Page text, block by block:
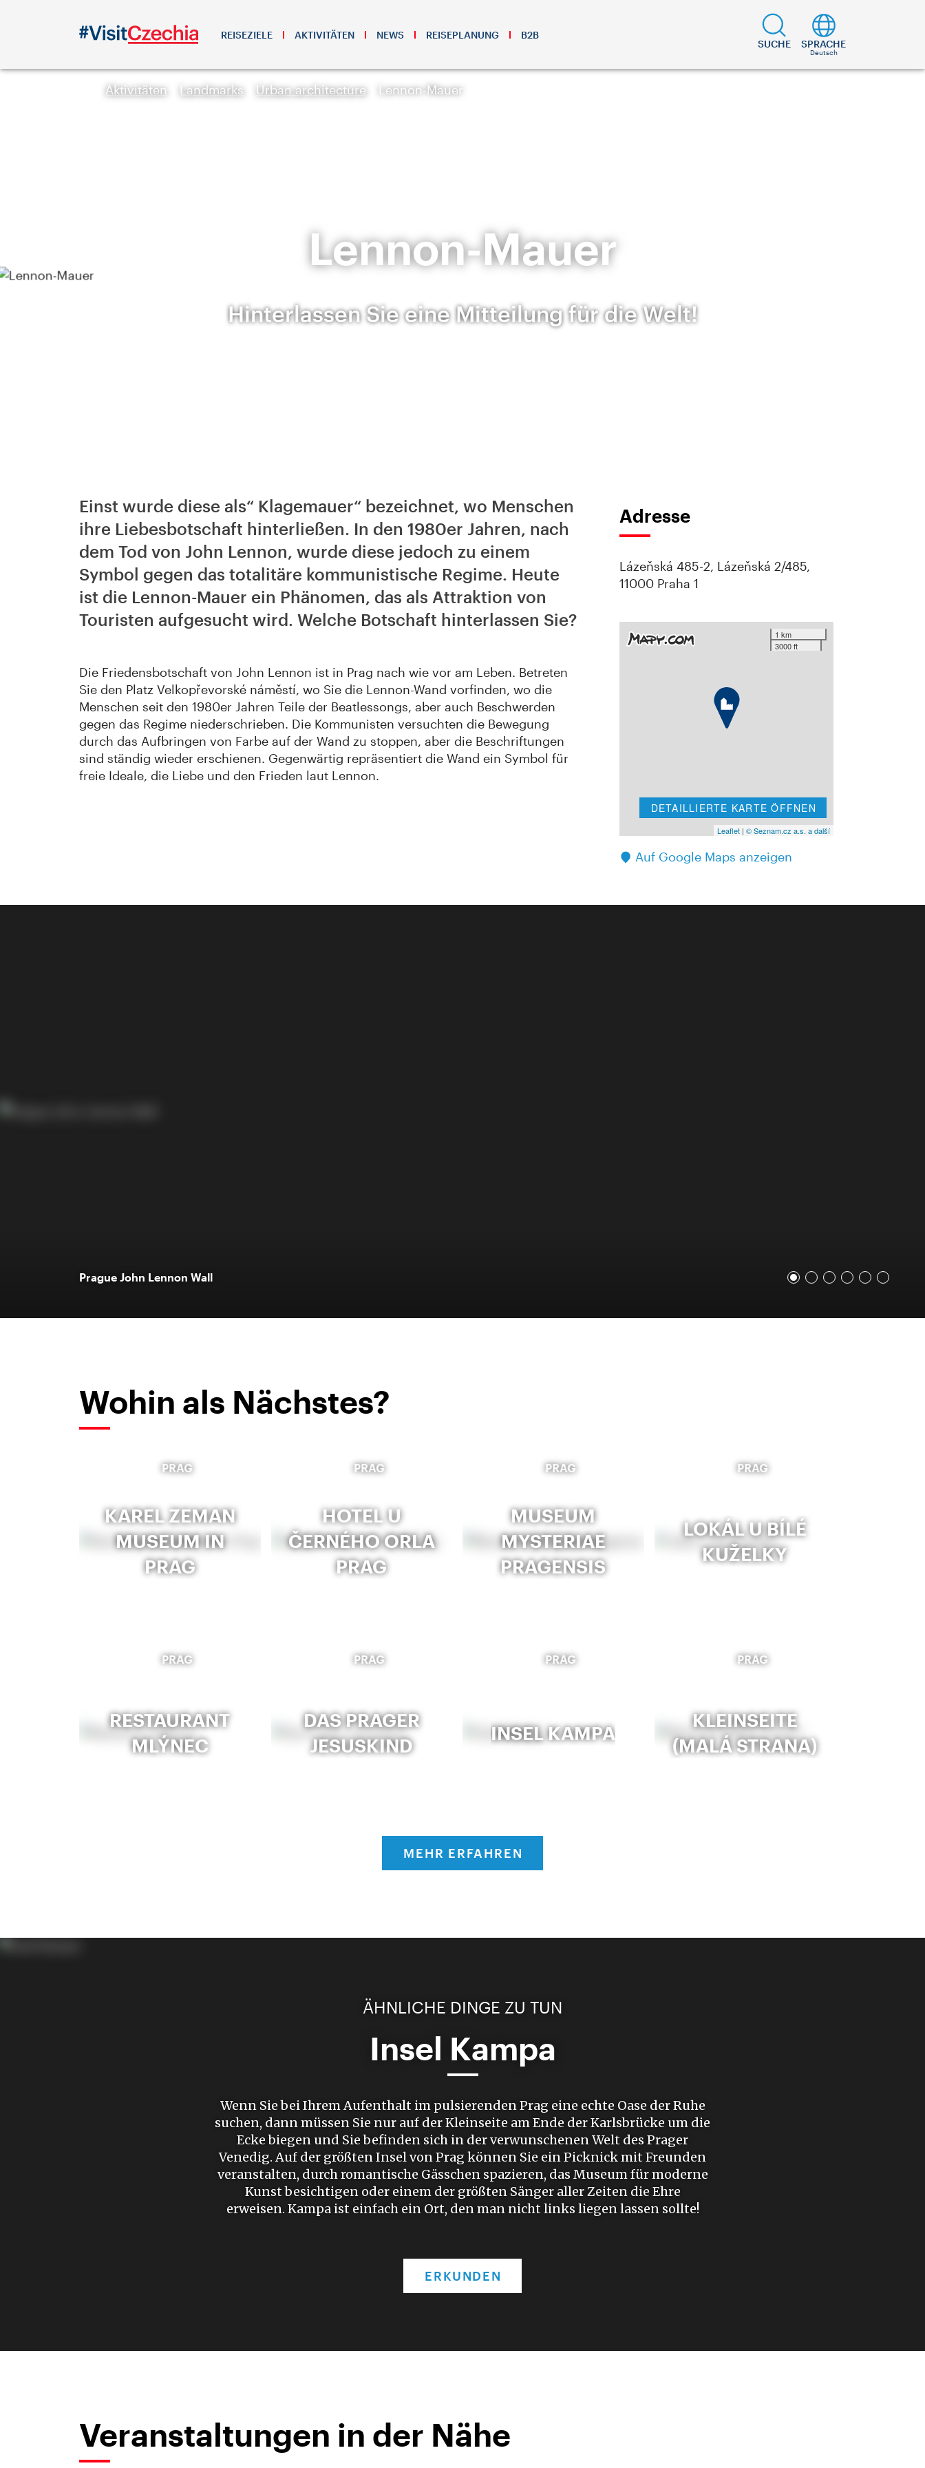
REISEZIELE AKTIVITÄTEN NEWS REISEPLANUNG B2B
SUCHE SPRACHE
Deutsch
Aktivitäten Landmarks Urban architecture Lennon-Mauer
Lennon-Mauer
Hinterlassen Sie eine Mitteilung für die Welt!
Einst wurde diese als“ Klagemauer“ bezeichnet, wo Menschen
ihre Liebesbotschaft hinterließen. In den 1980er Jahren, nach
dem Tod von John Lennon, wurde diese jedoch zu einem
Symbol gegen das totalitäre kommunistische Regime. Heute
ist die Lennon-Mauer ein Phänomen, das als Attraktion von
Touristen aufgesucht wird. Welche Botschaft hinterlassen Sie?
Die Friedensbotschaft von John Lennon ist in Prag nach wie vor am Leben. Betreten
Sie den Platz Velkopřevorské náměstí, wo Sie die Lennon-Wand vorfinden, wo die
Menschen seit den 1980er Jahren Teile der Beatlessongs, aber auch Beschwerden
gegen das Regime niederschrieben. Die Kommunisten versuchten die Bewegung
durch das Aufbringen von Farbe auf der Wand zu stoppen, aber die Beschriftungen
sind ständig wieder erschienen. Gegenwärtig repräsentiert die Wand ein Symbol für
freie Ideale, die Liebe und den Frieden laut Lennon.
Adresse
Lázeňská 485-2, Lázeňská 2/485,
11000 Praha 1
1 km
3000 ft
DETAILLIERTE KARTE ÖFFNEN
Leaflet| © Seznam.cz a.s. a další
Auf Google Maps anzeigen
Prague John Lennon Wall
Wohin als Nächstes?
PRAG
KAREL ZEMAN
MUSEUM IN
PRAG
PRAG
HOTEL U
ČERNÉHO ORLA
PRAG
PRAG
MUSEUM
MYSTERIAE
PRAGENSIS
PRAG
LOKÁL U BÍLÉ
KUŽELKY
PRAG
RESTAURANT
MLÝNEC
PRAG
DAS PRAGER
JESUSKIND
PRAG
INSEL KAMPA
PRAG
KLEINSEITE
(MALÁ STRANA)
MEHR ERFAHREN
ÄHNLICHE DINGE ZU TUN
Insel Kampa
Wenn Sie bei Ihrem Aufenthalt im pulsierenden Prag eine echte Oase der Ruhe
suchen, dann müssen Sie nur auf der Kleinseite am Ende der Karlsbrücke um die
Ecke biegen und Sie befinden sich in der verwunschenen Welt des Prager
Venedig. Auf der größten Insel von Prag können Sie ein Picknick mit Freunden
veranstalten, durch romantische Gässchen spazieren, das Museum für moderne
Kunst besichtigen oder einem der größten Sänger aller Zeiten die Ehre
erweisen. Kampa ist einfach ein Ort, den man nicht links liegen lassen sollte!
ERKUNDEN
Veranstaltungen in der Nähe